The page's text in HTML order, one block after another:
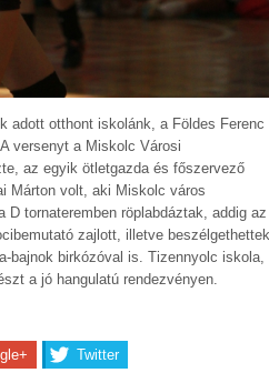
adott otthont iskolánk, a Földes Ferenc
versenyt a Miskolc Városi
az egyik ötletgazda és főszervező
Márton volt, aki Miskolc város
D tornateremben röplabdáztak, addig az
zajlott, illetve beszélgethettek
bajnok birkózóval is. Tizennyolc iskola,
a jó hangulatú rendezvényen.
Twitter